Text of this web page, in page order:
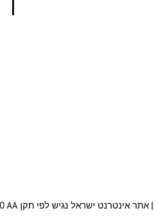
| אתר אינטרנט ישראל נגיש לפי תקן WCAG 2.0 AA